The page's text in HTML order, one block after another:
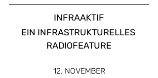
INFRAAKTIF
EIN INFRASTRUKTURELLES
RADIOFEATURE
12. NOVEMBER